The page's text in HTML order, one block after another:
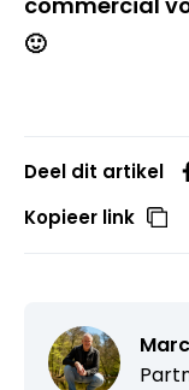
🙂
Deel dit artikel
Kopieer link